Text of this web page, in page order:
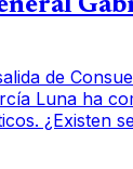
de
Luna ha
¿Existen